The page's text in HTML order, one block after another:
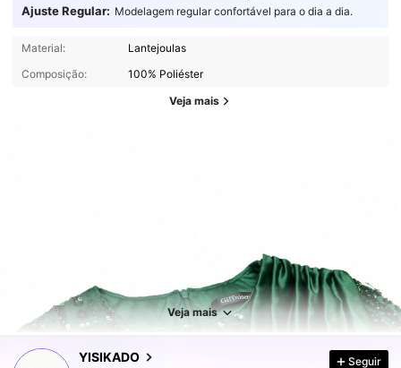
Ajuste Regular: Modelagem regular confortável para o dia a dia.
Material:
Lantejoulas
Composição:
100% Poliéster
Veja mais
Veja mais
YISIKADO
4,91 127K Seguidores
Seguir